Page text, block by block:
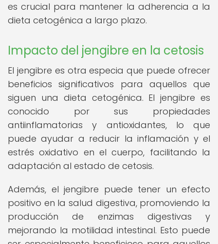
es crucial para mantener la adherencia a la
dieta cetogénica a largo plazo.
Impacto del jengibre en la cetosis
El jengibre es otra especia que puede ofrecer
beneficios significativos para aquellos que
siguen una dieta cetogénica. El jengibre es
conocido por sus propiedades
antiinflamatorias y antioxidantes, lo que
puede ayudar a reducir la inflamación y el
estrés oxidativo en el cuerpo, facilitando la
adaptación al estado de cetosis.
Además, el jengibre puede tener un efecto
positivo en la salud digestiva, promoviendo la
producción de enzimas digestivas y
mejorando la motilidad intestinal. Esto puede